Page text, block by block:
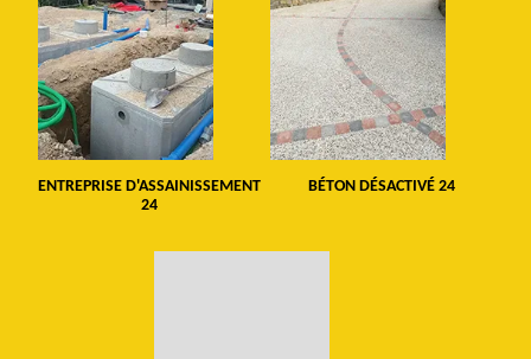
ENTREPRISE D'ASSAINISSEMENT
24
BÉTON DÉSACTIVÉ 24